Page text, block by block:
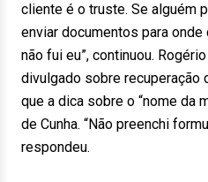
cliente é o truste. Se alguém
enviar documentos para
não fui eu”, continuou.
divulgado sobre recuperação
que a dica sobre o “nome da
de Cunha. “Não preenchi
respondeu.